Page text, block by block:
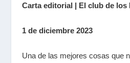
Carta editorial | El club de los
1 de diciembre 2023
Una de las mejores cosas que